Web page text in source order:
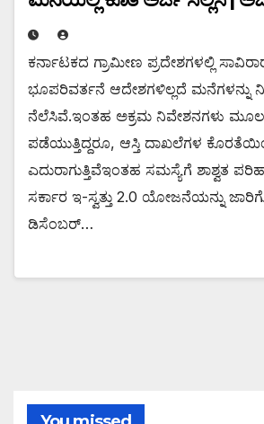
ಕರ್ನಾಟಕದ ಗ್ರಾಮೀಣ ಪ್ರದೇಶಗಳಲ್ಲಿ
ಭೂಪರಿವರ್ತನೆ ಆದೇಶಗಳಿಲ್ಲದೆ ಮನೆಗಳನ್ನು
ನೆಲೆಸಿವೆ.ಇಂತಹ ಅಕ್ರಮ ನಿವೇಶನಗಳು
ಪಡೆಯುತ್ತಿದ್ದರೂ, ಆಸ್ತಿ ದಾಖಲೆಗಳ
ಎದುರಾಗುತ್ತಿವೆಇಂತಹ ಸಮಸ್ಯೆಗೆ ಶಾಶ್ವತ
ಸರ್ಕಾರ ಇ-ಸ್ವತ್ತು 2.0 ಯೋಜನೆಯನ್ನು
ಡಿಸೆಂಬರ್…